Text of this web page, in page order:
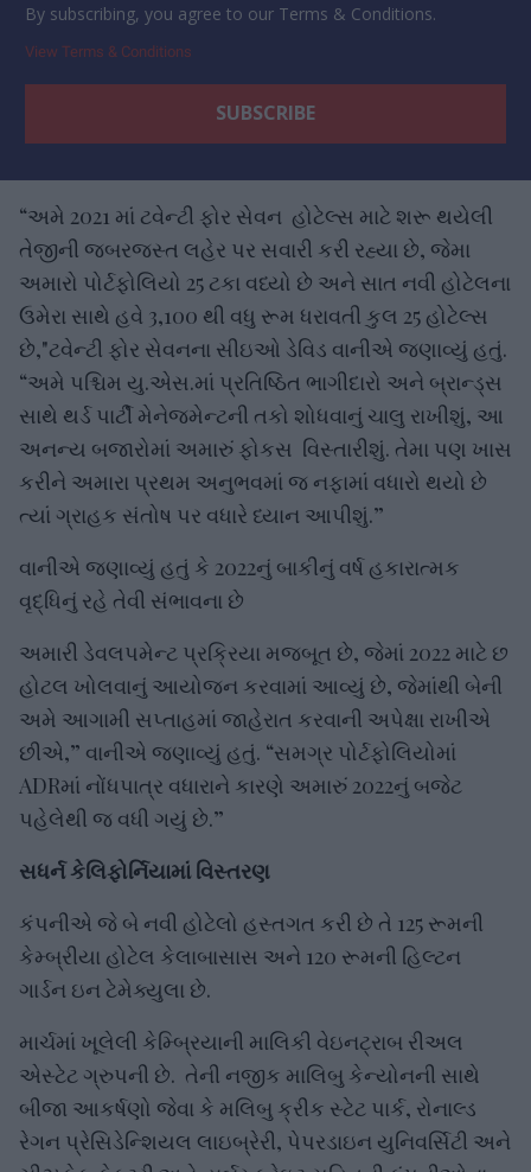
By subscribing, you agree to our Terms & Conditions.
View Terms & Conditions
“અમે 2021 માં ટવેન્ટી ફોર સેવન હોટેલ્સ માટે શરૂ થયેલી
તેજીની જબરજસ્ત લહેર પર સવારી કરી રહ્યા છે, જેમા
અમારો પોર્ટફોલિયો 25 ટકા વધ્યો છે અને સાત નવી હોટેલના
ઉમેરા સાથે હવે 3,100 થી વધુ રૂમ ધરાવતી કુલ 25 હોટેલ્સ
છે,"ટવેન્ટી ફોર સેવનના સીઇઓ ડેવિડ વાનીએ જણાવ્યું હતું.
“અમે પશ્ચિમ યુ.એસ.માં પ્રતિષ્ઠિત ભાગીદારો અને બ્રાન્ડ્સ
સાથે થર્ડ પાર્ટી મેનેજમેન્ટની તકો શોધવાનું ચાલુ રાખીશું, આ
અનન્ય બજારોમાં અમારું ફોકસ વિસ્તારીશું. તેમા પણ ખાસ
કરીને અમારા પ્રથમ અનુભવમાં જ નફામાં વધારો થયો છે
ત્યાં ગ્રાહક સંતોષ પર વધારે ધ્યાન આપીશું.”
વાનીએ જણાવ્યું હતું કે 2022નું બાકીનું વર્ષ હકારાત્મક
વૃદ્ધિનું રહે તેવી સંભાવના છે
અમારી ડેવલપમેન્ટ પ્રક્રિયા મજબૂત છે, જેમાં 2022 માટે છ
હોટલ ખોલવાનું આયોજન કરવામાં આવ્યું છે, જેમાંથી બેની
અમે આગામી સપ્તાહમાં જાહેરાત કરવાની અપેક્ષા રાખીએ
છીએ,” વાનીએ જણાવ્યું હતું. “સમગ્ર પોર્ટફોલિયોમાં
ADRમાં નોંધપાત્ર વધારાને કારણે અમારું 2022નું બજેટ
પહેલેથી જ વધી ગયું છે.”
સધર્ન કેલિફોર્નિયામાં વિસ્તરણ
કંપનીએ જે બે નવી હોટેલો હસ્તગત કરી છે તે 125 રૂમની
કેમ્બ્રીયા હોટેલ કેલાબાસાસ અને 120 રૂમની હિલ્ટન
ગાર્ડન ઇન ટેમેક્યુલા છે.
માર્ચમાં ખૂલેલી કેમ્બ્રિયાની માલિકી વેઇનટ્રાબ રીઅલ
એસ્ટેટ ગ્રુપની છે. તેની નજીક માલિબુ કેન્યોનની સાથે
બીજા આકર્ષણો જેવા કે મલિબુ ક્રીક સ્ટેટ પાર્ક, રોનાલ્ડ
રેગન પ્રેસિડેન્શિયલ લાઇબ્રેરી, પેપરડાઇન યુનિવર્સિટી અને